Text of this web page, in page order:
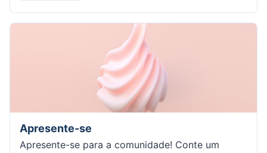
Apresente-se
Apresente-se para a comunidade! Conte um